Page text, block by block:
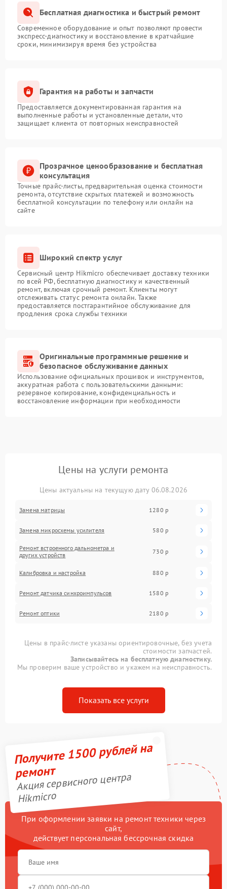
Бесплатная диагностика и быстрый ремонт
Современное оборудование и опыт позволяют провести
экспресс-диагностику и восстановление в кратчайшие
сроки, минимизируя время без устройства
Гарантия на работы и запчасти
Предоставляется документированная гарантия на
выполненные работы и установленные детали, что
защищает клиента от повторных неисправностей
Прозрачное ценообразование и бесплатная
консультация
Точные прайс-листы, предварительная оценка стоимости
ремонта, отсутствие скрытых платежей и возможность
бесплатной консультации по телефону или онлайн на
сайте
Широкий спектр услуг
Сервисный центр Hikmicro обеспечивает доставку техники
по всей РФ, бесплатную диагностику и качественный
ремонт, включая срочный ремонт. Клиенты могут
отслеживать статус ремонта онлайн. Также
предоставляется постгарантийное обслуживание для
продления срока службы техники
Оригинальные программные решение и
безопасное обслуживание данных
Использование официальных прошивок и инструментов,
аккуратная работа с пользовательскими данными:
резервное копирование, конфиденциальность и
восстановление информации при необходимости
Цены на услуги ремонта
Цены актуальны на текущую дату 06.08.2026
Замена матрицы 1280 р
Замена микросхемы усилителя 580 р
Ремонт встроенного дальнометра и
других устройств
730 р
Калибровка и настройка 880 р
Ремонт датчика синхроимпульсов 1580 р
Ремонт оптики 2180 р
Цены в прайс-листе указаны ориентировочные, без учета
стоимости запчастей.
Записывайтесь на бесплатную диагностику.
Мы проверим ваше устройство и укажем на неисправность.
Показать все услуги
Получите 1500 рублей на
ремонт
Акция сервисного центра
Hikmicro
При оформлении заявки на ремонт техники через
сайт,
действует персональная бессрочная скидка